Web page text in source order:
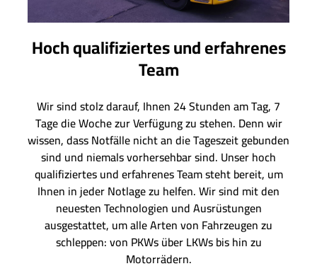
Hoch qualifiziertes und erfahrenes
Team
Wir sind stolz darauf, Ihnen 24 Stunden am Tag, 7
Tage die Woche zur Verfügung zu stehen. Denn wir
wissen, dass Notfälle nicht an die Tageszeit gebunden
sind und niemals vorhersehbar sind. Unser hoch
qualifiziertes und erfahrenes Team steht bereit, um
Ihnen in jeder Notlage zu helfen. Wir sind mit den
neuesten Technologien und Ausrüstungen
ausgestattet, um alle Arten von Fahrzeugen zu
schleppen: von PKWs über LKWs bis hin zu
Motorrädern.